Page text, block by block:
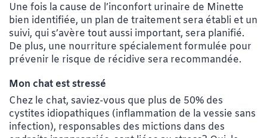
Une fois la cause de l’inconfort urinaire de Minette
bien identifiée, un plan de traitement sera établi et un
suivi, qui s’avère tout aussi important, sera planifié.
De plus, une nourriture spécialement formulée pour
prévenir le risque de récidive sera recommandée.
Mon chat est stressé
Chez le chat, saviez-vous que plus de 50% des
cystites idiopathiques (inflammation de la vessie sans
infection), responsables des mictions dans des